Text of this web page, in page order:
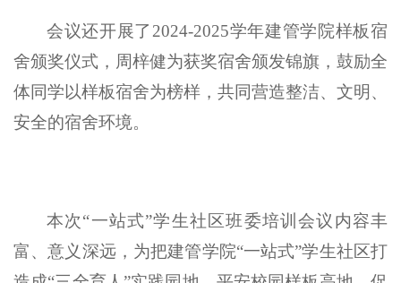
会议还开展了 2024-2025学年建管学院样板宿
舍颁奖仪式， 周梓健为获奖宿舍颁发锦旗，鼓励全
体同学以样板宿舍为榜样，共同营造整洁、文明、
安全的宿舍环境。
本次“一站式”学生社区班委培训会议内容丰
富、意义深远，为把建管学院“一站式”学生社区打